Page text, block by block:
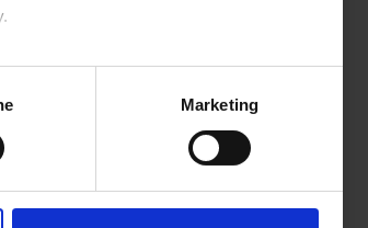
di qualche metro,Marketing